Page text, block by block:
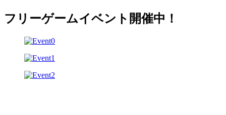
フリーゲームイベント開催中！